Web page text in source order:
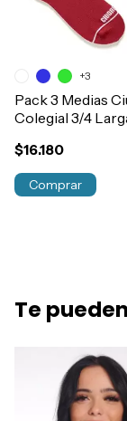
Pack 3 Medias
Colegial 3/4
$16.180
+3
Comprar
Te